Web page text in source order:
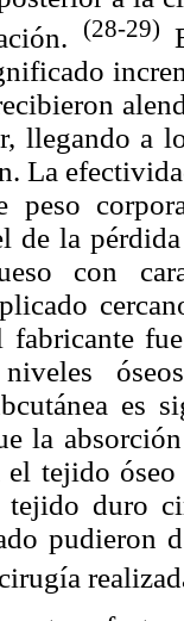
(28-29)
llegando a
La
peso
de la
con
es
la
tejido óseo
duro
pudieron